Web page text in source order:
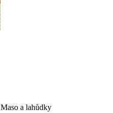
Maso a lahůdky